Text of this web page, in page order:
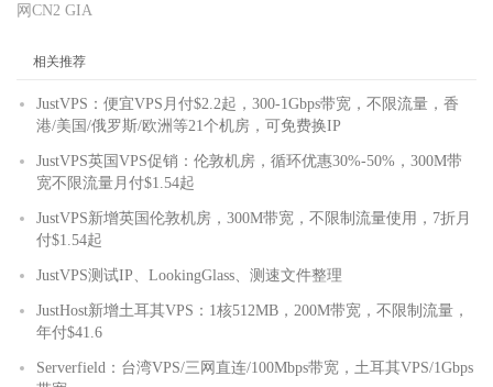
网CN2 GIA
相关推荐
JustVPS：便宜VPS月付$2.2起，300-1Gbps带宽，不限流量，香
港/美国/俄罗斯/欧洲等21个机房，可免费换IP
JustVPS英国VPS促销：伦敦机房，循环优惠30%-50%，300M带
宽不限流量月付$1.54起
JustVPS新增英国伦敦机房，300M带宽，不限制流量使用，7折月
付$1.54起
JustVPS测试IP、LookingGlass、测速文件整理
JustHost新增土耳其VPS：1核512MB，200M带宽，不限制流量，
年付$41.6
Serverfield：台湾VPS/三网直连/100Mbps带宽，土耳其VPS/1Gbps